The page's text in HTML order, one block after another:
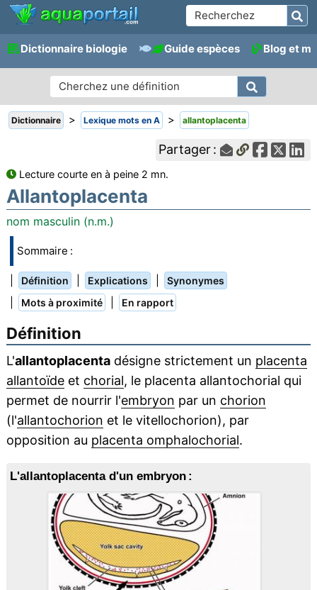
Dictionnaire biologie Guide espèces Blog et
Dictionnaire > Lexique mots en A > allantoplacenta
Partager :
Lecture courte en à peine 2 mn.
Allantoplacenta
nom masculin (n.m.)
Sommaire :
Définition Explications Synonymes
Mots à proximité En rapport
Définition
L'allantoplacentadésigne strictement un placenta
allantoïdeet chorial, le placenta allantochorial qui
permet de nourrir l'embryon par un chorion
(l'allantochorion et le vitellochorion), par
opposition au placenta omphalochorial.
L'allantoplacenta d'un embryon :